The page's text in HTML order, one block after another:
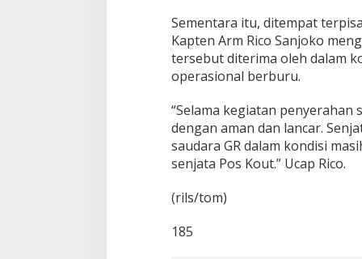
o
g
a
n
Sementara itu, ditempat
Kapten Arm Rico Sanjoko
tersebut diterima oleh dalam
operasional berburu.
“Selama kegiatan
dengan aman dan lancar.
saudara GR dalam kondisi
senjata Pos Kout.” Ucap Rico.
(rils/tom)
185